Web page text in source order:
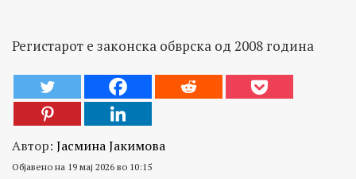
Регистарот е законска обврска од 2008 година
Автор: Јасмина Јакимова
Објавено на 19 мај 2026 во 10:15